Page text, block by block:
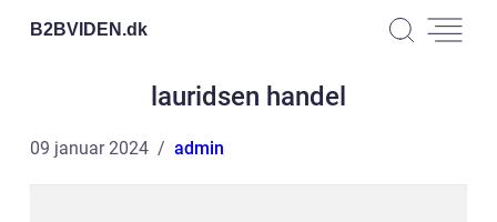
B2BVIDEN.dk
lauridsen handel
09 januar 2024 admin